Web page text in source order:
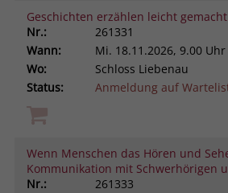
Geschichten erzählen leicht gemacht
Nr.:
261331
Wann:
Mi. 18.11.2026, 9.00 Uhr
Wo:
Schloss Liebenau
Status:
Anmeldung auf
Wenn Menschen das Hören und
Kommunikation mit Schwerhörigen
Nr.:
261333